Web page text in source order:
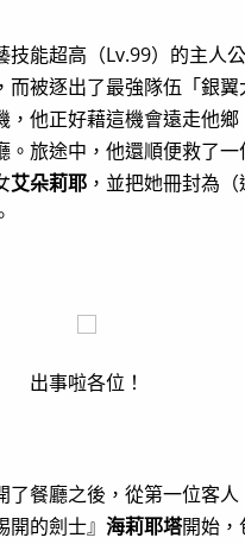
技能超高（Lv.99）的主人公
而被逐出了最強隊伍「銀翼
，他正好藉這機會遠走他鄉
。旅途中，他還順便救了
艾朵莉耶 ，並把她冊封為
出事啦各位！
了餐廳之後，從第一位客人
的劍士』 海莉耶塔開始，